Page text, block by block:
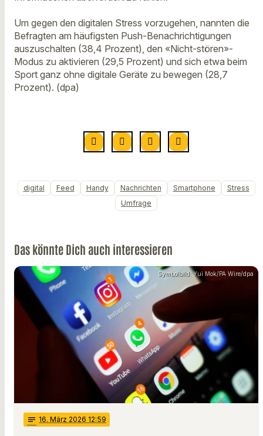
Um gegen den digitalen Stress vorzugehen, nannten die
Befragten am häufigsten Push-Benachrichtigungen
auszuschalten (38,4 Prozent), den «Nicht-stören»-
Modus zu aktivieren (29,5 Prozent) und sich etwa beim
Sport ganz ohne digitale Geräte zu bewegen (28,7
Prozent). (dpa)
digital Feed Handy Nachrichten Smartphone
Stress
Umfrage
Das könnte Dich auch interessieren
Symbolbild: Yui Mok/PA Wire/dpa
notes 16. März 2026 12:59